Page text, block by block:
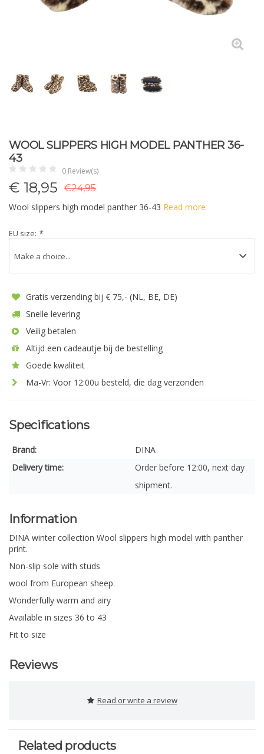
WOOL SLIPPERS HIGH MODEL PANTHER 36-
43
0 Review(s)
€ 18,95
€24,95
Wool slippers high model panther 36-43 Read more
EU size: *
Gratis verzending bij € 75,- (NL, BE, DE)
Snelle levering
Veilig betalen
Altijd een cadeautje bij de bestelling
Goede kwaliteit
Ma-Vr: Voor 12:00u besteld, die dag verzonden
Specifications
Brand:
DINA
Delivery time:
Order before 12:00, next day
shipment.
Information
DINA winter collection Wool slippers high model with panther
print.
Non-slip sole with studs
wool from European sheep.
Wonderfully warm and airy
Available in sizes 36 to 43
Fit to size
Reviews
Read or write a review
Related products